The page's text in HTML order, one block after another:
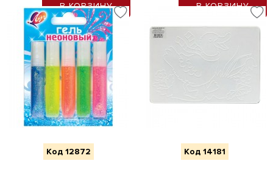
В КОРЗИНУ В КОРЗИНУ
Код 12872 Код 14181